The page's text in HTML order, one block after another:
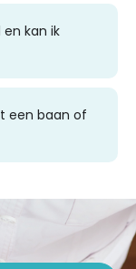
kan ik
een baan of